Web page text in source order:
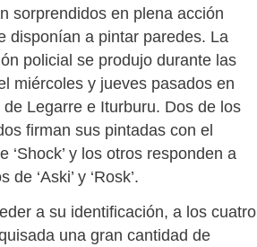
sorprendidos en plena acción
disponían a pintar paredes. La
policial se produjo durante las
miércoles y jueves pasados en
de Legarre e Iturburu. Dos de los
firman sus pintadas con el
‘Shock’ y los otros responden a
de ‘Aski’ y ‘Rosk’.
a su identificación, a los cuatro
una gran cantidad de